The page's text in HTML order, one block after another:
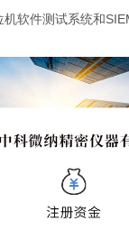
软件测试系统和